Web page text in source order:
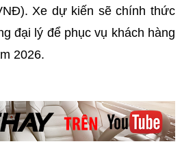
Xe dự kiến sẽ chính thức
đại lý để phục vụ khách hàng
2026.